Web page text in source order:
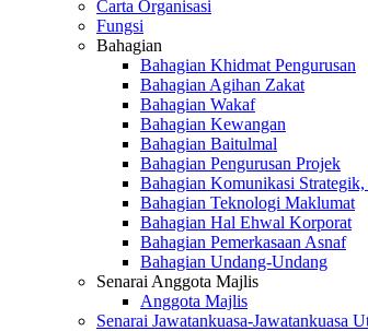
Carta Organisasi
Fungsi
Bahagian
Bahagian Khidmat Pengurusan
Bahagian Agihan Zakat
Bahagian Wakaf
Bahagian Kewangan
Bahagian Baitulmal
Bahagian Pengurusan Projek
Bahagian Komunikasi
Bahagian Teknologi Maklumat
Bahagian Hal Ehwal Korporat
Bahagian Pemerkasaan Asnaf
Bahagian Undang-Undang
Senarai Anggota Majlis
Anggota Majlis
Senarai Jawatankuasa-